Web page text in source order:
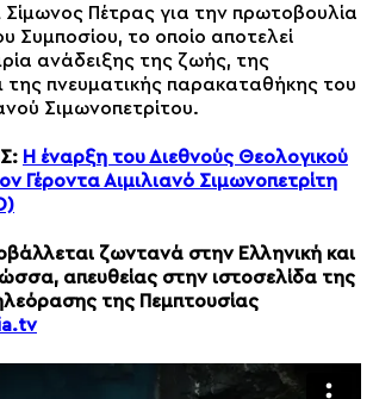
Σίμωνος Πέτρας για την πρωτοβουλία
Συμποσίου, το οποίο αποτελεί
ανάδειξης της ζωής, της
της πνευματικής παρακαταθήκης του
Σιμωνοπετρίτου.
Η έναρξη του Διεθνούς Θεολογικού
Γέροντα Αιμιλιανό Σιμωνοπετρίτη
ζωντανά στην Ελληνική και
απευθείας στην ιστοσελίδα της
της Πεμπτουσίας